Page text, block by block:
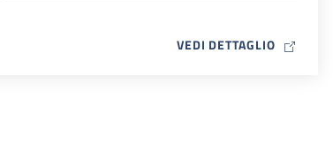
VEDI DETTAGLIOMAP ICON